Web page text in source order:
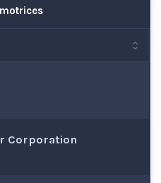
Corporation